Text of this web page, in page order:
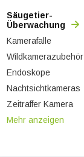
Säugetier-
Überwachung
Kamerafalle
Wildkamerazubehör
Endoskope
Nachtsichtkameras
Zeitraffer Kamera
Mehr anzeigen